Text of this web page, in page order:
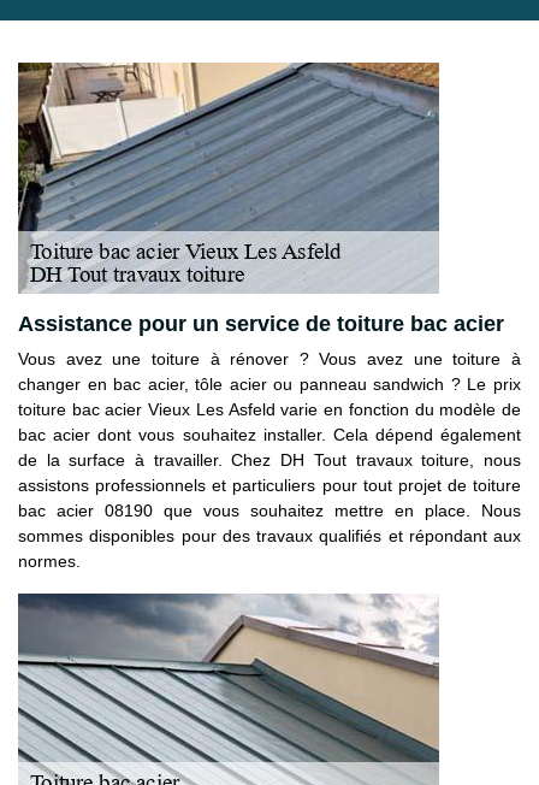
Assistance pour un service de toiture bac acier
Vous avez une toiture à rénover ? Vous avez une toiture à
changer en bac acier, tôle acier ou panneau sandwich ? Le prix
toiture bac acier Vieux Les Asfeld varie en fonction du modèle de
bac acier dont vous souhaitez installer. Cela dépend également
de la surface à travailler. Chez DH Tout travaux toiture, nous
assistons professionnels et particuliers pour tout projet de toiture
bac acier 08190 que vous souhaitez mettre en place. Nous
sommes disponibles pour des travaux qualifiés et répondant aux
normes.